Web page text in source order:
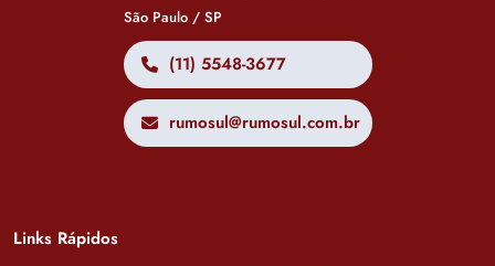
São Paulo / SP
(11) 5548-3677
rumosul@rumosul.com.br
Links Rápidos